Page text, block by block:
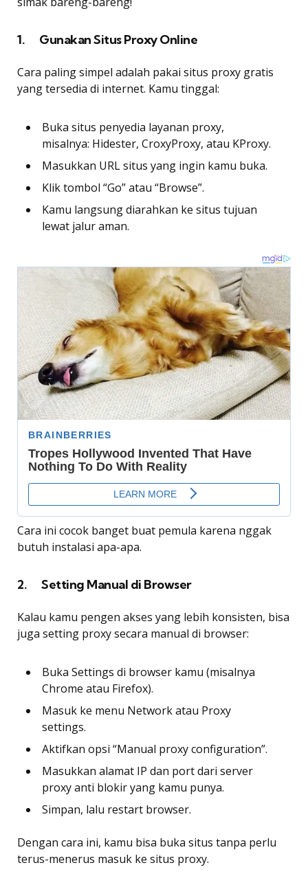
1. Gunakan Situs Proxy Online
Cara paling simpel adalah pakai situs proxy gratis
yang tersedia di internet. Kamu tinggal:
Buka situs penyedia layanan proxy,
misalnya: Hidester, CroxyProxy, atau KProxy.
Masukkan URL situs yang ingin kamu buka.
Klik tombol “Go” atau “Browse”.
Kamu langsung diarahkan ke situs tujuan
lewat jalur aman.
Cara ini cocok banget buat pemula karena nggak
butuh instalasi apa-apa.
2. Setting Manual di Browser
Kalau kamu pengen akses yang lebih konsisten, bisa
juga setting proxy secara manual di browser:
Buka Settings di browser kamu (misalnya
Chrome atau Firefox).
Masuk ke menu Network atau Proxy
settings.
Aktifkan opsi “Manual proxy configuration”.
Masukkan alamat IP dan port dari server
proxy anti blokir yang kamu punya.
Simpan, lalu restart browser.
Dengan cara ini, kamu bisa buka situs tanpa perlu
terus-menerus masuk ke situs proxy.